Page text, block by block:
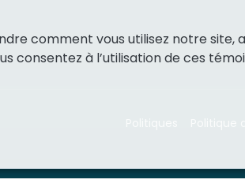
comment vous utilisez notre
consentez à l’utilisation de ces